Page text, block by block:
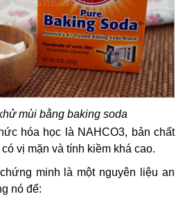
mùi bằng baking soda
hóa học là NAHCO3, bản chất
vị mặn và tính kiềm khá cao.
minh là một nguyên liệu an
nó để: